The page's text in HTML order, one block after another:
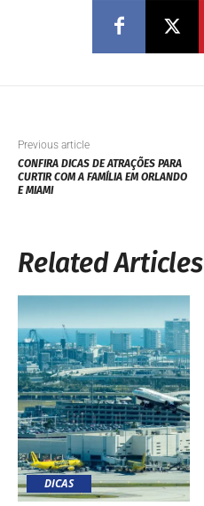
Previous article
CONFIRA DICAS DE ATRAÇÕES PARA
CURTIR COM A FAMÍLIA EM ORLANDO
E MIAMI
Related Articles
DICAS